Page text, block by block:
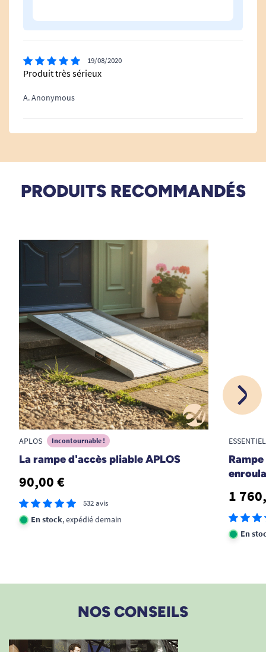
Poids du châssis de la plateforme : 9 kg
19/08/2020
Produit très sérieux
A. Anonymous
PRODUITS RECOMMANDÉS
APLOS Incontournable !
La rampe d'accès pliable APLOS
90,00 €
532 avis
En stock, expédié demain
1
En
NOS CONSEILS